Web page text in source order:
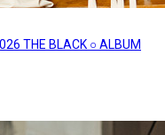
THE BLACK ○ ALBUM